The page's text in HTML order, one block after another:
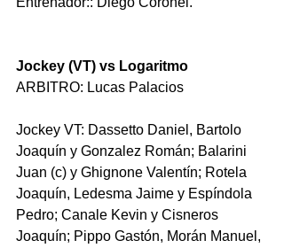
Jockey (VT) vs Logaritmo
ARBITRO: Lucas Palacios
Jockey VT: Dassetto Daniel, Bartolo
Joaquín y Gonzalez Román; Balarini
Juan (c) y Ghignone Valentín; Rotela
Joaquín, Ledesma Jaime y Espíndola
Pedro; Canale Kevin y ﻿﻿Cisneros
Joaquín; ﻿﻿﻿Pippo Gastón, ﻿﻿﻿Morán Manuel,